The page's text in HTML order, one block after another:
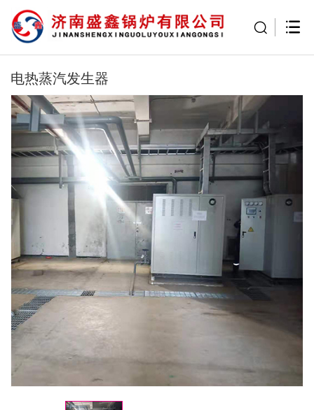
电热蒸汽发生器